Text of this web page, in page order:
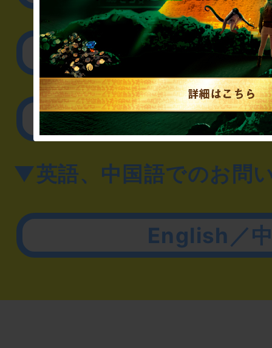
取材に関するお
その他のご相談／
▼英語、中国語でのお問
English／